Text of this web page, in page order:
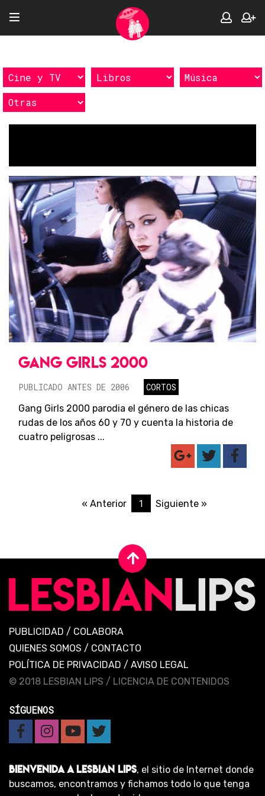
GANG GIRLS 2000
PUBLICADO ANTES DE 2006
CORTOS
Gang Girls 2000 parodia el género de las chicas
rudas de los años 60 y 70 y cuenta la historia de
cuatro peligrosas ...
« Anterior 1 Siguiente »
PUBLICIDAD / COLABORA
QUIENES SOMOS / CONTACTO
POLÍTICA DE PRIVACIDAD / AVISO LEGAL
© 2018 LESBIAN LIPS / LICENCIA DE CONTENIDOS
SÍGUENOS
BIENVENIDA A LESBIAN LIPS, el sitio de Internet donde
buscamos, encontramos y fichamos todo lo que tenga